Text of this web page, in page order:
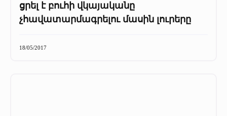
ցրել է բուհի վկայականը
չհավատարմագրելու մասին լուրերը
18/05/2017